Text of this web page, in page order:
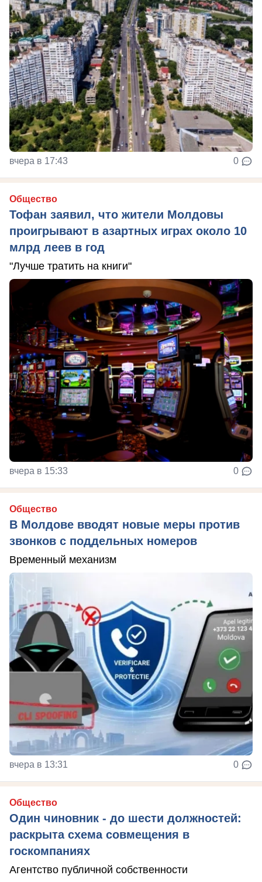
вчера в 17:43 0
Общество
Тофан заявил, что жители Молдовы
проигрывают в азартных играх около 10
млрд леев в год
"Лучше тратить на книги"
вчера в 15:33 0
Общество
В Молдове вводят новые меры против
звонков с поддельных номеров
Временный механизм
вчера в 13:31 0
Общество
Один чиновник - до шести должностей:
раскрыта схема совмещения в
госкомпаниях
Агентство публичной собственности